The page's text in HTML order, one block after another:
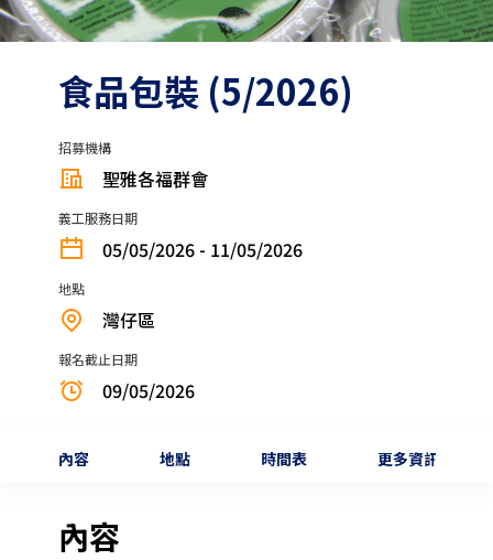
食品包裝 (5/2026)
招募機構
聖雅各福群會
義工服務日期
05/05/2026 - 11/05/2026
地點
灣仔區
報名截止日期
09/05/2026
內容 地點 時間表 更多資訊
內容